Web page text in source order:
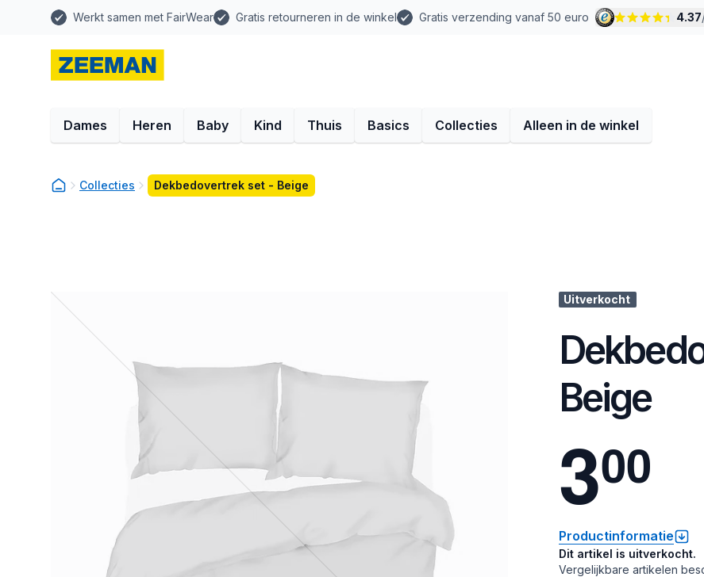
Werkt samen met FairWear Gratis retourneren in de winkel Gratis verzending vanaf 50 euro 4.37
Dames Heren Baby Kind Thuis Basics Collecties Alleen in de winkel
Collecties Dekbedovertrek set - Beige
Uitverkocht
Beige
300
Productinformatie
Dit artikel is uitverkocht.
Vergelijkbare artikelen